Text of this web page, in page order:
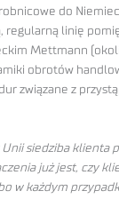
do
regularną linię
Mettmann
obrotów
związane z
siedziba klienta
już jest, czy
w każdym